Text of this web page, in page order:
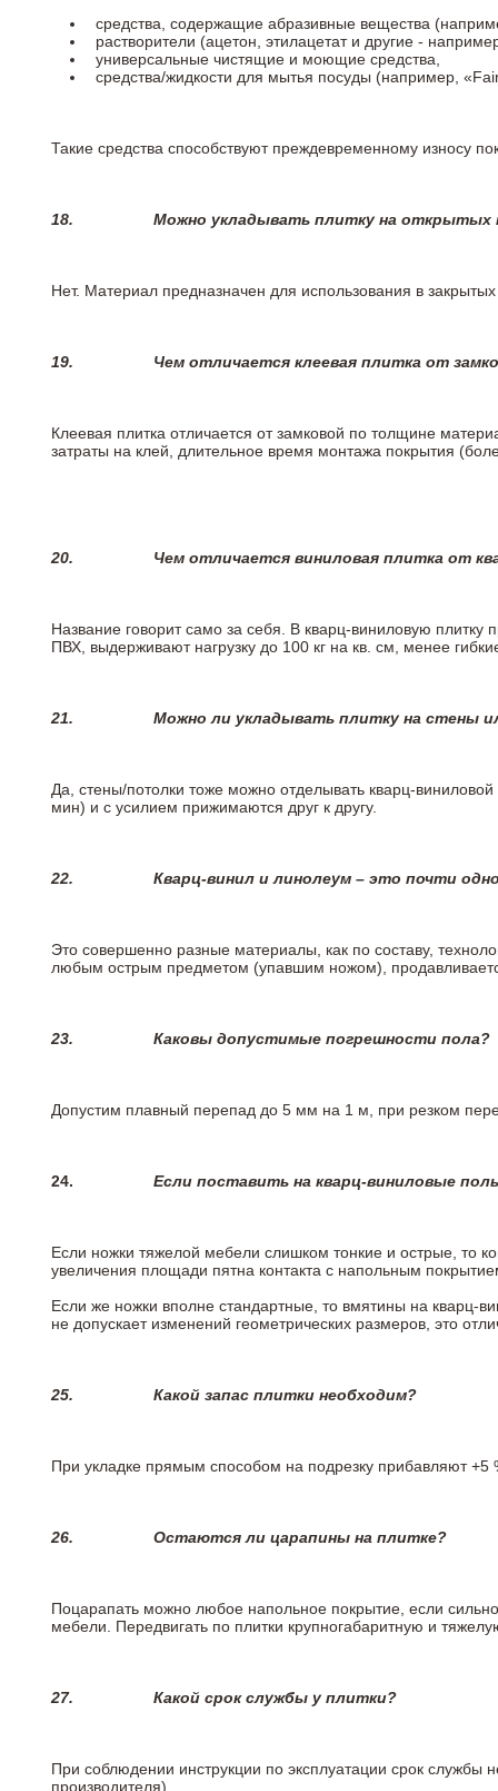
средства, содержащие абразивные вещества
растворители (ацетон, этилацетат и другие -
универсальные чистящие и моющие средства,
средства/жидкости для мытья посуды (например,
Такие средства способствуют преждевременному износу
18. Можно укладывать плитку на открытых
Нет. Материал предназначен для использования в
19. Чем отличается клеевая плитка от
Клеевая плитка отличается от замковой по толщине
затраты на клей, длительное время монтажа покрытия
20. Чем отличается виниловая плитка от
Название говорит само за себя. В кварц-виниловую
ПВХ, выдерживают нагрузку до 100 кг на кв. см, менее
21. Можно ли укладывать плитку на стены
Да, стены/потолки тоже можно отделывать кварц-
мин) и с усилием прижимаются друг к другу.
22. Кварц-винил и линолеум – это почти
Это совершенно разные материалы, как по составу,
любым острым предметом (упавшим ножом),
23. Каковы допустимые погрешности пола?
Допустим плавный перепад до 5 мм на 1 м, при резком
24. Если поставить на кварц-виниловые
Если ножки тяжелой мебели слишком тонкие и острые, то
увеличения площади пятна контакта с напольным
Если же ножки вполне стандартные, то вмятины на кварц-
не допускает изменений геометрических размеров, это
25. Какой запас плитки необходим?
При укладке прямым способом на подрезку прибавляют +5
26. Остаются ли царапины на плитке?
Поцарапать можно любое напольное покрытие, если
мебели. Передвигать по плитки крупногабаритную и
27. Какой срок службы у плитки?
При соблюдении инструкции по эксплуатации срок
производителя)